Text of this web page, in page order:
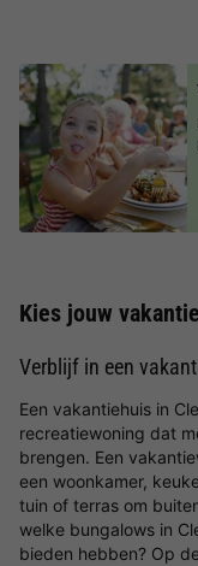
Kies jouw
Verblijf in een
Een vakantiehuis in
recreatiewoning dat
brengen. Een
een woonkamer,
tuin of terras om
welke bungalows in
bieden hebben? Op